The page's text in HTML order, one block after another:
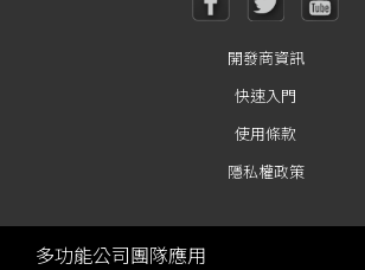
開發商資訊
快速入門
使用條款
隱私權政策
多功能公司團隊應用